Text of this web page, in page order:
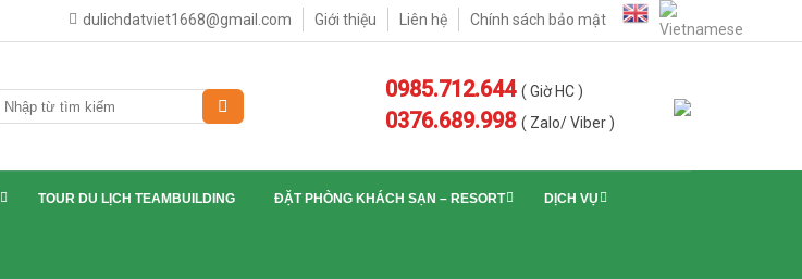
dulichdatviet1668@gmail.com Giới thiệu Liên hệ Chính sách bảo mật
0985.712.644 ( Giờ HC )
0376.689.998 ( Zalo/ Viber )
TOUR DU LỊCH TEAMBUILDING ĐẶT PHÒNG KHÁCH SẠN – RESORT DỊCH VỤ